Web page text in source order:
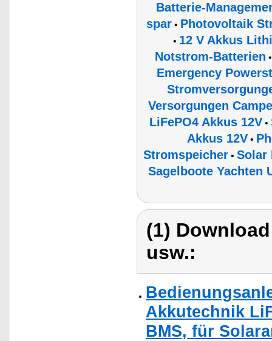
Batterie-
spar• Photovoltaik
• 12 V Akkus
Notstrom-Batterien
Emergency
Versorgungen
LiFePO4 Akkus 12V•
Akkus 12V•
Stromspeicher • Solar
Sagelboote Yachten
(1)
usw.:
Akkutechnik
BMS, für